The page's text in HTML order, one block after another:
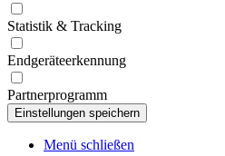
Statistik & Tracking
Endgeräteerkennung
Partnerprogramm
Menü schließen